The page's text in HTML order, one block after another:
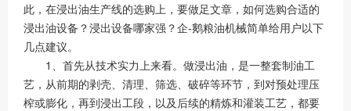
此，在浸出油生产线的选购上，要做足文章，如何选购合适的
浸出油设备？浸出设备哪家强？企-鹅粮油机械简单给用户以下
几点建议。
1、首先从技术实力上来看。做浸出油，是一整套制油工
艺，从前期的剥壳、清理、筛选、破碎等环节，到对预处理压
榨或膨化，再到浸出工段，以及后续的精炼和灌装工艺，都要